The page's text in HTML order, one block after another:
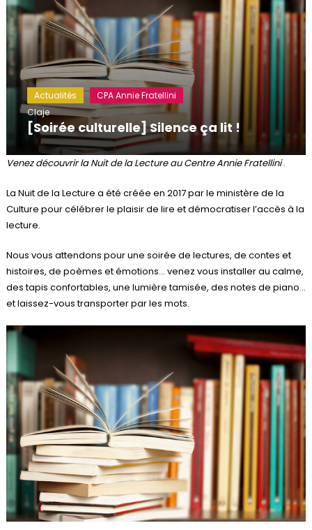
Actualités
CPA Annie Fratellini
Claje
[Soirée culturelle] Silence ça lit !
Venez découvrir la Nuit de la Lecture au Centre Annie Fratellini.
La Nuit de la Lecture a été créée en 2017 par le ministère de la
Culture pour célébrer le plaisir de lire et démocratiser l’accès à la
lecture.
Nous vous attendons pour une soirée de lectures, de contes et
histoires, de poèmes et émotions… venez vous installer au calme,
des tapis confortables, une lumière tamisée, des notes de piano…
et laissez-vous transporter par les mots.